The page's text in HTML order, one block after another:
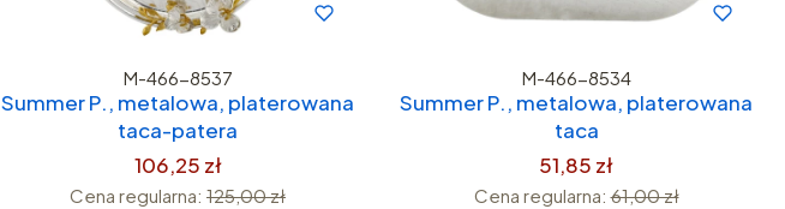
M-466-8537
Summer P., metalowa, platerowana
taca-patera
106,25 zł
Cena regularna: 125,00 zł
M-466-8534
Summer P., metalowa, platerowana
taca
51,85 zł
Cena regularna: 61,00 zł